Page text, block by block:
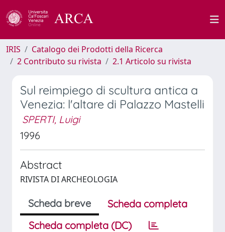
IRIS
Catalogo dei Prodotti della Ricerca
2 Contributo su rivista
2.1 Articolo su rivista
Sul reimpiego di scultura antica a
Venezia: l'altare di Palazzo Mastelli
SPERTI, Luigi
1996
Abstract
RIVISTA DI ARCHEOLOGIA
Scheda breve
Scheda completa
Scheda completa (DC)